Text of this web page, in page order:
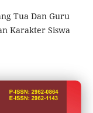
Tua Dan Guru
Karakter Siswa